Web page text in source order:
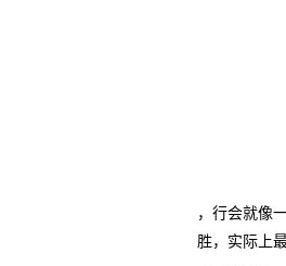
，行会就像
胜，实际上